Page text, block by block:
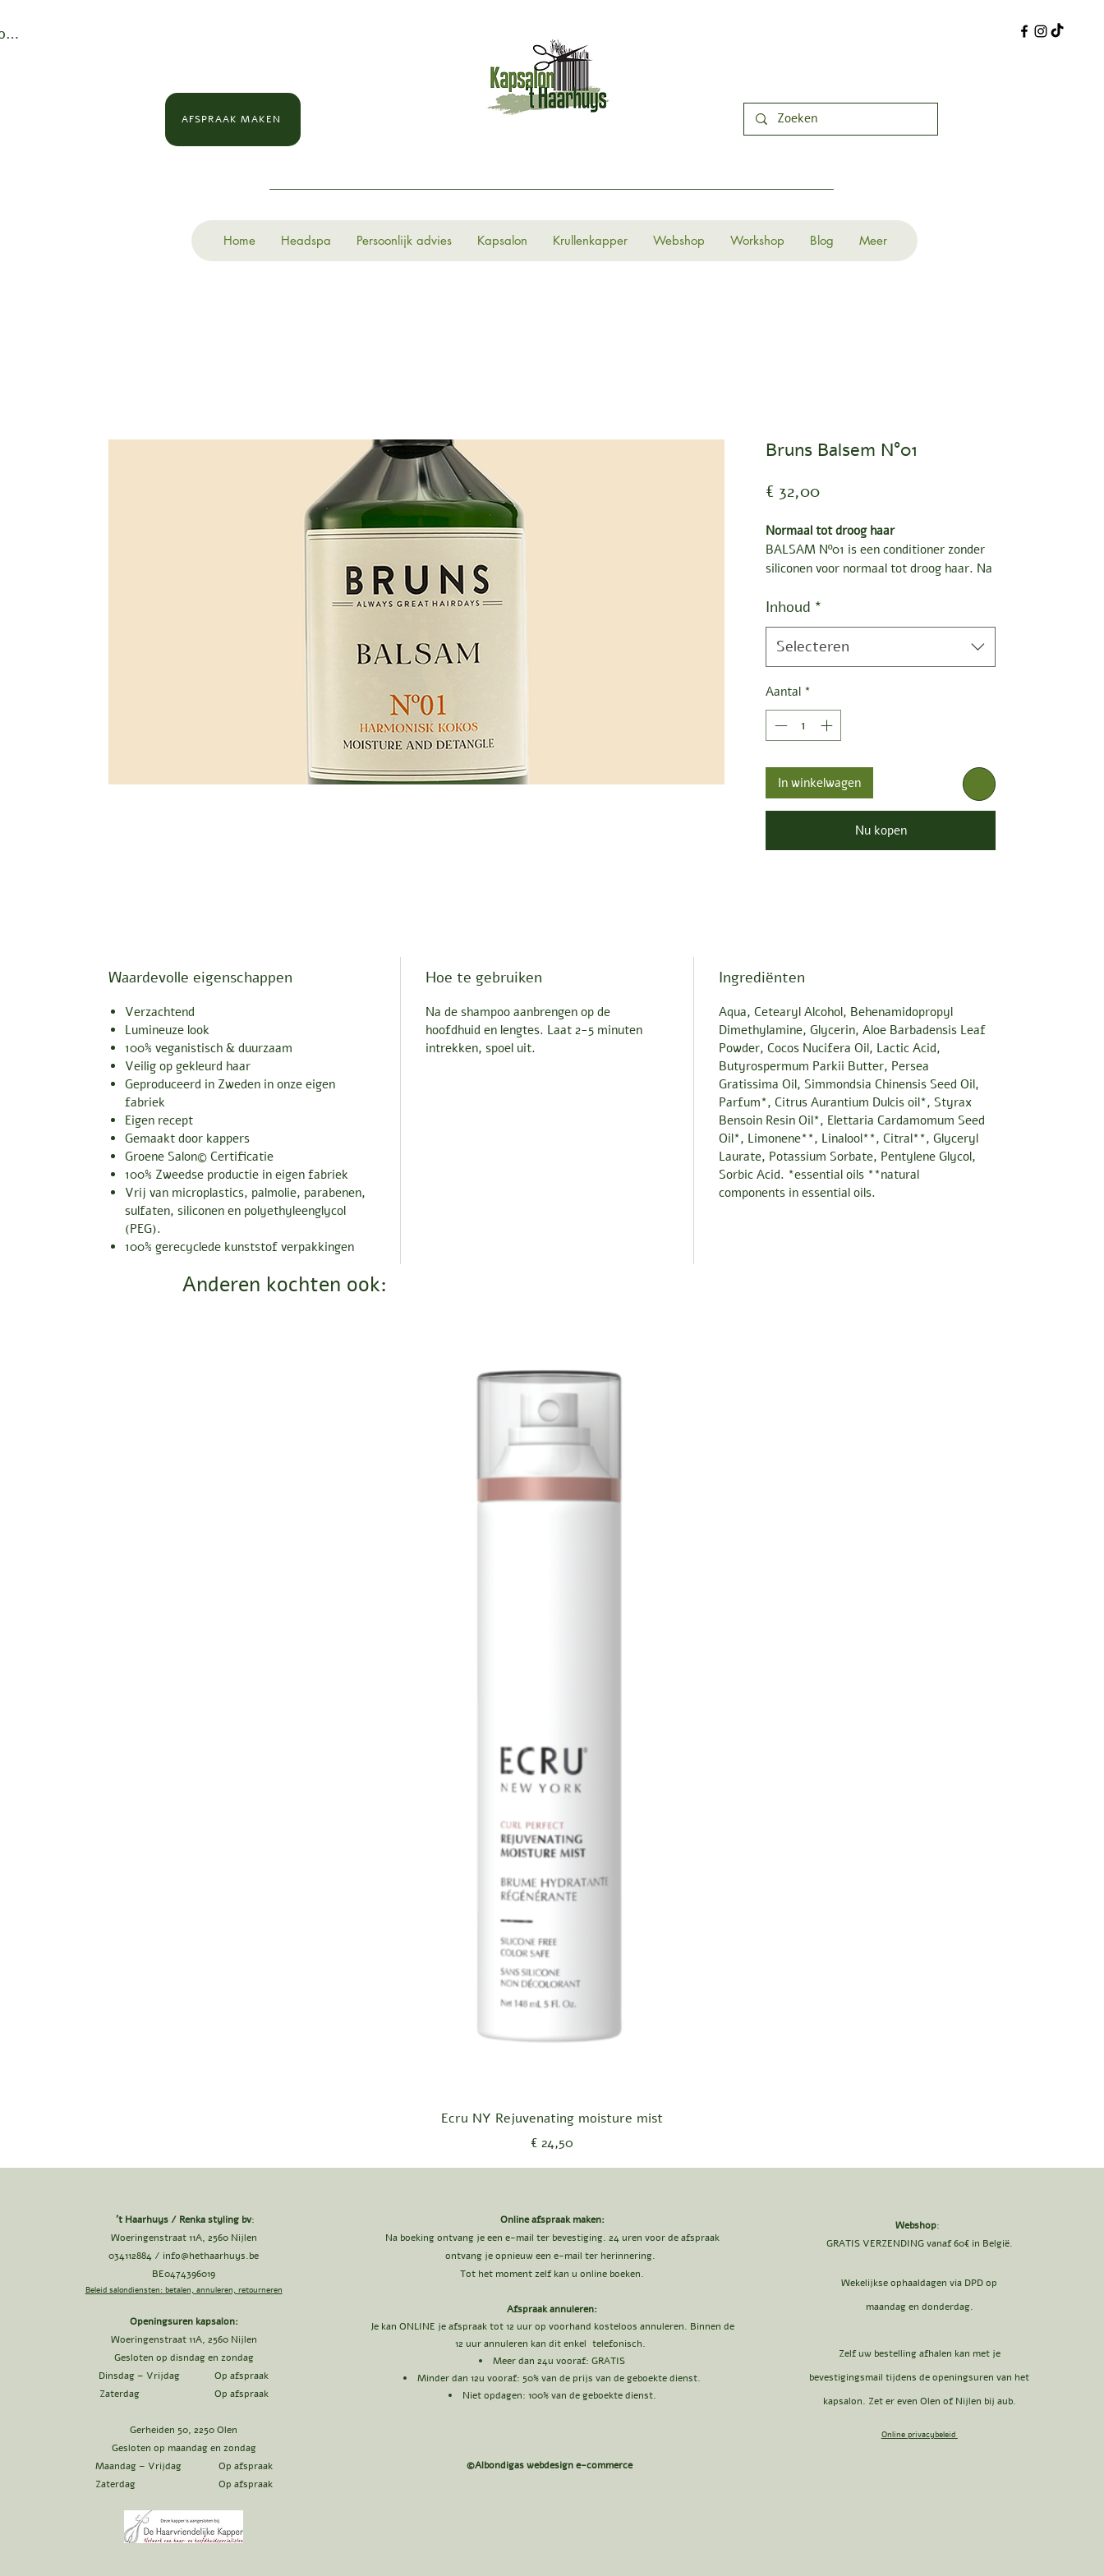
AFSPRAAK MAKEN
Home Headspa Persoonlijk advies Kapsalon Krullenkapper Webshop Workshop Blog Meer
Bruns Balsem N°01
€ 32,00Prijs
Normaal tot droog haar
BALSAM Nº01 is een conditioner zonder
siliconen voor normaal tot droog haar. Na
vol glans.
Warme geur
De warme geur komt door de combinatie
van kardemom, kokosnoot en
van versgebakken broodjes ontstaat in de
badkamer.
Natuurlijke hydratatie
van aloë vera, sheaboter, kokosnoot- en
avocado-olie. Het product creëert een
diepe hydratatie door ingrediënten van
natuurlijke oorsprong.
Inhoud *
Selecteren
Aantal *
In winkelwagen
Nu kopen
Waardevolle eigenschappen
Verzachtend
Lumineuze look
100% veganistisch & duurzaam
Veilig op gekleurd haar
Geproduceerd in Zweden in onze eigen
fabriek
Eigen recept
Gemaakt door kappers
Groene Salon© Certificatie
100% Zweedse productie in eigen fabriek
Vrij van microplastics, palmolie, parabenen,
sulfaten, siliconen en polyethyleenglycol
(PEG).
100% gerecyclede kunststof verpakkingen
Hoe te gebruiken
Na de shampoo aanbrengen op de
hoofdhuid en lengtes. Laat 2-5 minuten
intrekken, spoel uit.
Ingrediënten
Aqua, Cetearyl Alcohol, Behenamidopropyl
Dimethylamine, Glycerin, Aloe Barbadensis Leaf
Powder, Cocos Nucifera Oil, Lactic Acid,
Butyrospermum Parkii Butter, Persea
Gratissima Oil, Simmondsia Chinensis Seed Oil,
Parfum*, Citrus Aurantium Dulcis oil*, Styrax
Bensoin Resin Oil*, Elettaria Cardamomum Seed
Oil*, Limonene**, Linalool**, Citral**, Glyceryl
Laurate, Potassium Sorbate, Pentylene Glycol,
Sorbic Acid. *essential oils **natural
components in essential oils.
Anderen kochten ook:
Snel overzicht
Ecru NY Rejuvenating moisture mist
Prijs
€ 24,50
't Haarhuys / Renka styling bv:
Woeringenstraat 11A, 2560 Nijlen
034112884 / info@hethaarhuys.be
BE0474396019
Beleid salondiensten: betalen, annuleren, retourneren
Openingsuren kapsalon:
Woeringenstraat 11A, 2560 Nijlen
Gesloten op disndag en zondag
Dinsdag – Vrijdag Op afspraak
Zaterdag Op afspraak
Gerheiden 50, 2250 Olen
Gesloten op maandag en zondag
Maandag – Vrijdag Op afspraak
Zaterdag Op afspraak
Online afspraak maken:
Na boeking ontvang je een e-mail ter bevestiging. 24 uren voor de afspraak
ontvang je opnieuw een e-mail ter herinnering.
Tot het moment zelf kan u online boeken.
Afspraak annuleren:
Je kan ONLINE je afspraak tot 12 uur op voorhand kosteloos annuleren. Binnen de
12 uur annuleren kan dit enkel telefonisch.
Meer dan 24u vooraf: GRATIS​
Minder dan 12u vooraf: 50% van de prijs van de geboekte dienst.
Niet opdagen: 100% van de geboekte dienst.
©Albondigas webdesign e-commerce
Webshop:
GRATIS VERZENDING vanaf 60€ in België.
Wekelijkse ophaaldagen via DPD op
maandag en donderdag.
Zelf uw bestelling afhalen kan met je
bevestigingsmail tijdens de openingsuren van het
kapsalon. Zet er even Olen of Nijlen bij aub.
Online privacybeleid